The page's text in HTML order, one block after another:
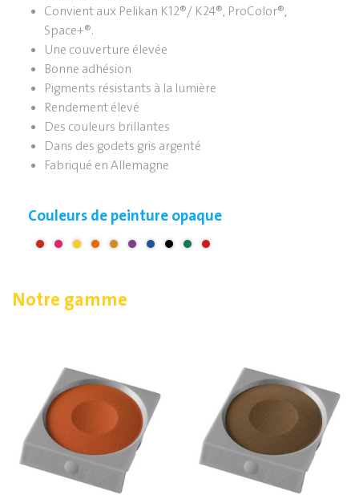
Convient aux Pelikan K12®/ K24®, ProColor®,
Space+®.
Une couverture élevée
Bonne adhésion
Pigments résistants à la lumière
Rendement élevé
Des couleurs brillantes
Dans des godets gris argenté
Fabriqué en Allemagne
Couleurs de peinture opaque
Notre gamme